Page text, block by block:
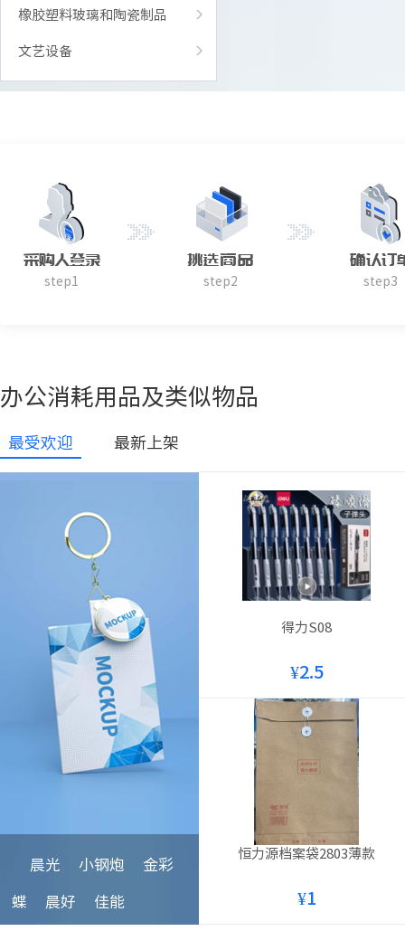
橡胶塑料玻璃和陶瓷制品
文艺设备
采购人登录
step1
挑选商品
step2
确认订
step3
办公消耗用品及类似物品
最受欢迎 最新上架
晨光 小钢炮
金彩
蝶
晨好 佳能
得力S08
¥2.5
恒力源档案袋2803薄款
¥1